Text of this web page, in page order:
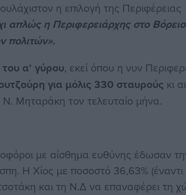
η επιλογή της Περιφέρειας
απλώς η Περιφερειάρχης στο
πολιτών».
α’ γύρου, εκεί όπου η νυν
για μόλις 330 σταυρούς κι
Ν. Μηταράκη τον τελευταίο μήνα.
με αίσθημα ευθύνης έδωσαν
Η Χίος με ποσοστό 36,63% (έναντι
και τη Ν.Δ να επαναφέρει τη